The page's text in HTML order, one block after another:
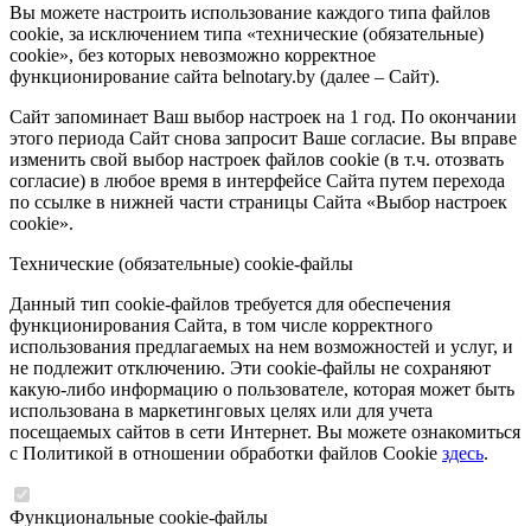
Вы можете настроить использование каждого типа файлов
cookie, за исключением типа «технические (обязательные)
cookie», без которых невозможно корректное
функционирование сайта belnotary.by (далее – Сайт).
Сайт запоминает Ваш выбор настроек на 1 год. По окончании
этого периода Сайт снова запросит Ваше согласие. Вы вправе
изменить свой выбор настроек файлов cookie (в т.ч. отозвать
согласие) в любое время в интерфейсе Сайта путем перехода
по ссылке в нижней части страницы Сайта «Выбор настроек
cookie».
Технические (обязательные) cookie-файлы
Данный тип cookie-файлов требуется для обеспечения
функционирования Сайта, в том числе корректного
использования предлагаемых на нем возможностей и услуг, и
не подлежит отключению. Эти cookie-файлы не сохраняют
какую-либо информацию о пользователе, которая может быть
использована в маркетинговых целях или для учета
посещаемых сайтов в сети Интернет. Вы можете ознакомиться
с Политикой в отношении обработки файлов Cookie здесь.
Функциональные cookie-файлы